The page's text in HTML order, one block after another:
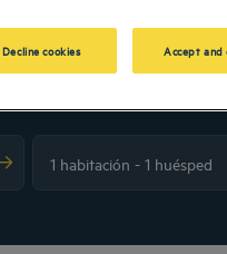
Decline cookies Accept and